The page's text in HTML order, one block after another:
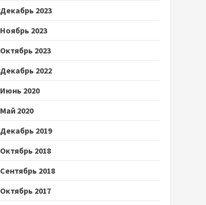
Декабрь 2023
Ноябрь 2023
Октябрь 2023
Декабрь 2022
Июнь 2020
Май 2020
Декабрь 2019
Октябрь 2018
Сентябрь 2018
Октябрь 2017